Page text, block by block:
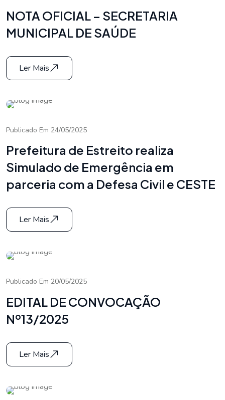
NOTA OFICIAL – SECRETARIA
MUNICIPAL DE SAÚDE
Ler Mais
Publicado Em 24/05/2025
Prefeitura de Estreito realiza
Simulado de Emergência em
parceria com a Defesa Civil e CESTE
Ler Mais
Publicado Em 20/05/2025
EDITAL DE CONVOCAÇÃO
Nº13/2025
Ler Mais